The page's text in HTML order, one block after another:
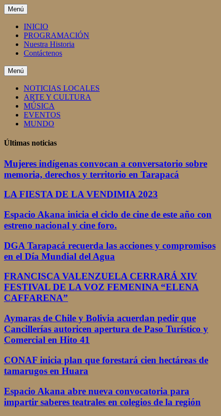
Saltar
al
contenido
Menú
INICIO
PROGRAMACIÓN
Nuestra Historia
Contáctenos
Menú
NOTICIAS LOCALES
ARTE Y CULTURA
MÚSICA
EVENTOS
MUNDO
Últimas noticias
Mujeres indígenas convocan a conversatorio sobre
memoria, derechos y territorio en Tarapacá
LA FIESTA DE LA VENDIMIA 2023
Espacio Akana inicia el ciclo de cine de este año con
estreno nacional y cine foro.
DGA Tarapacá recuerda las acciones y compromisos
en el Día Mundial del Agua
FRANCISCA VALENZUELA CERRARÁ XIV
FESTIVAL DE LA VOZ FEMENINA “ELENA
CAFFARENA”
Aymaras de Chile y Bolivia acuerdan pedir que
Cancillerías autoricen apertura de Paso Turístico y
Comercial en Hito 41
CONAF inicia plan que forestará cien hectáreas de
tamarugos en Huara
Espacio Akana abre nueva convocatoria para
impartir saberes teatrales en colegios de la región